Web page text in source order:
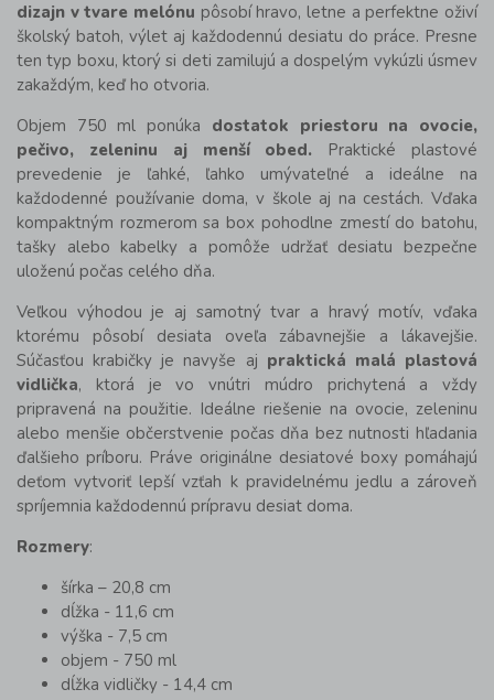
dizajn v tvare melónu pôsobí hravo, letne a perfektne oživí
školský batoh, výlet aj každodennú desiatu do práce. Presne
ten typ boxu, ktorý si deti zamilujú a dospelým vykúzli úsmev
zakaždým, keď ho otvoria.
Objem 750 ml ponúka dostatok priestoru na ovocie,
pečivo, zeleninu aj menší obed. Praktické plastové
prevedenie je ľahké, ľahko umývateľné a ideálne na
každodenné používanie doma, v škole aj na cestách. Vďaka
kompaktným rozmerom sa box pohodlne zmestí do batohu,
tašky alebo kabelky a pomôže udržať desiatu bezpečne
uloženú počas celého dňa.
Veľkou výhodou je aj samotný tvar a hravý motív, vďaka
ktorému pôsobí desiata oveľa zábavnejšie a lákavejšie.
Súčasťou krabičky je navyše aj praktická malá plastová
vidlička, ktorá je vo vnútri múdro prichytená a vždy
pripravená na použitie. Ideálne riešenie na ovocie, zeleninu
alebo menšie občerstvenie počas dňa bez nutnosti hľadania
ďalšieho príboru. Práve originálne desiatové boxy pomáhajú
deťom vytvoriť lepší vzťah k pravidelnému jedlu a zároveň
spríjemnia každodennú prípravu desiat doma.
Rozmery:
šírka – 20,8 cm
dĺžka - 11,6 cm
výška - 7,5 cm
objem - 750 ml
dĺžka vidličky - 14,4 cm